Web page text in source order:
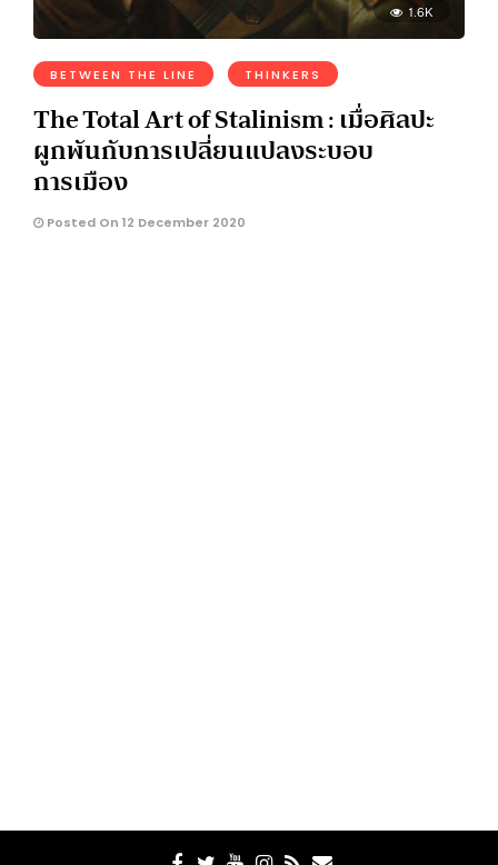
1.6K
BETWEEN THE LINE THINKERS
The Total Art of Stalinism : เมื่อศิลปะ
ผูกพันกับการเปลี่ยนแปลงระบอบ
การเมือง
Posted On 12 December 2020